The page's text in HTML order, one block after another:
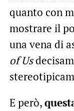
quanto con
mostrare il
una vena di
of Us
E però,